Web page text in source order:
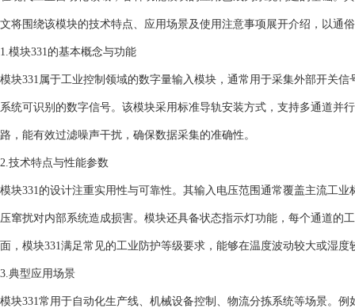
文将围绕该模块的技术特点、应用场景及使用注意事项展开介绍，以通
1.模块331的基本概念与功能
模块331属于工业控制领域的数字量输入模块，通常用于采集外部开关
系统可识别的数字信号。该模块采用标准导轨安装方式，支持多通道并
路，能有效过滤噪声干扰，确保数据采集的准确性。
2.技术特点与性能参数
模块331的设计注重实用性与可靠性。其输入电压范围通常覆盖主流工
压窜扰对内部系统造成损害。模块还具备状态指示灯功能，每个通道的
面，模块331满足常见的工业防护等级要求，能够在温度波动较大或湿度
3.典型应用场景
模块331常用于自动化生产线、机械设备控制、物流分拣系统等场景。